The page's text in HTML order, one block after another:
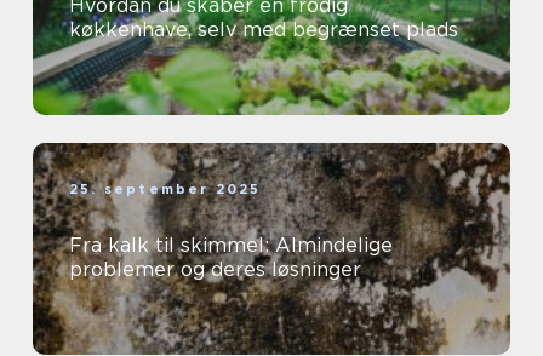
Hvordan du skaber en frodig
køkkenhave, selv med begrænset plads
25. september 2025
Fra kalk til skimmel: Almindelige
problemer og deres løsninger